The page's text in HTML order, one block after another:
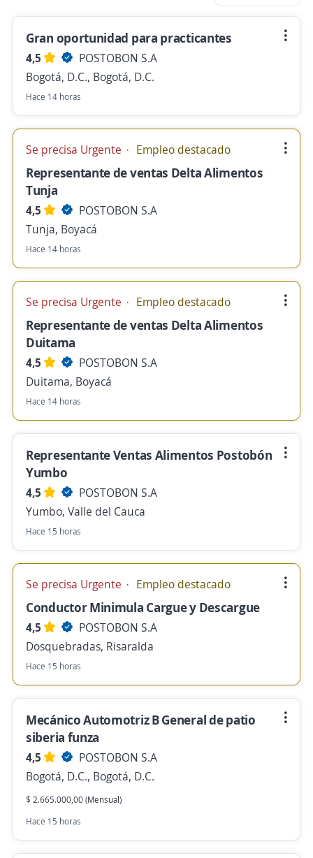
Gran oportunidad para practicantes
4,5
POSTOBON S.A
Bogotá, D.C., Bogotá, D.C.
Hace 14 horas
Se precisa Urgente Empleo destacado
Representante de ventas Delta Alimentos
Tunja
4,5
POSTOBON S.A
Tunja, Boyacá
Hace 14 horas
Se precisa Urgente Empleo destacado
Representante de ventas Delta Alimentos
Duitama
4,5
POSTOBON S.A
Duitama, Boyacá
Hace 14 horas
Representante Ventas Alimentos Postobón
Yumbo
4,5
POSTOBON S.A
Yumbo, Valle del Cauca
Hace 15 horas
Se precisa Urgente Empleo destacado
Conductor Minimula Cargue y Descargue
4,5
POSTOBON S.A
Dosquebradas, Risaralda
Hace 15 horas
Mecánico Automotriz B General de patio
siberia funza
4,5
POSTOBON S.A
Bogotá, D.C., Bogotá, D.C.
$ 2.665.000,00 (Mensual)
Hace 15 horas